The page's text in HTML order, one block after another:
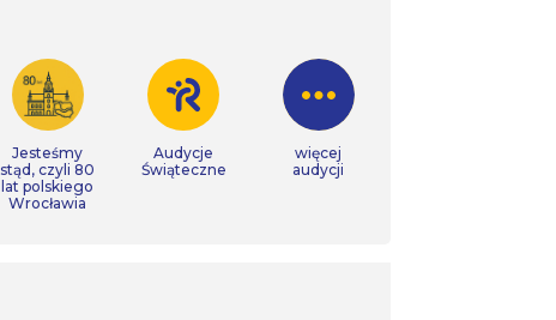
Jesteśmy
stąd, czyli 80
lat polskiego
Wrocławia
Audycje
Świąteczne
więcej
audycji